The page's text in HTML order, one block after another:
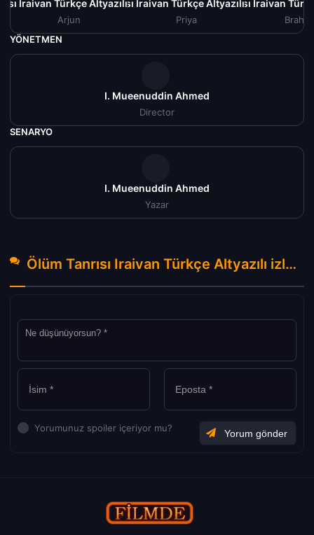
Iraivan Türkçe Altyazılı izle (2023)
Arjun
Ölüm Tanrısı Iraivan Türkçe Altyazılı izle (2023)
Priya
Ölüm Tanrısı Iraivan
YÖNETMEN
I. Mueenuddin Ahmed
Director
SENARYO
I. Mueenuddin Ahmed
Yazar
Ölüm Tanrısı Iraivan Türkçe Altyazılı izle (2023) Hakkında Yorumlar
Yorumunuz spoiler içeriyor mu?